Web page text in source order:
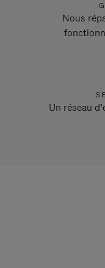
Nous
Un réseau